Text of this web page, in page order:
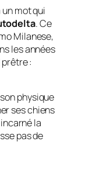
mot qui
. Ce
Milanese,
les années
:
physique
ses chiens
la
pas de